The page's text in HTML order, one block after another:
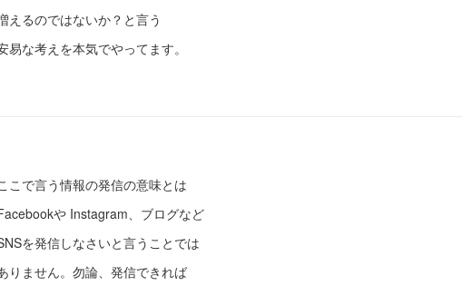
えるのではないか？と言う
易な考えを本気でやってます。
こで言う情報の発信の意味とは
や Instagram、ブログなど
を発信しなさいと言うことでは
りません。勿論、発信できれば